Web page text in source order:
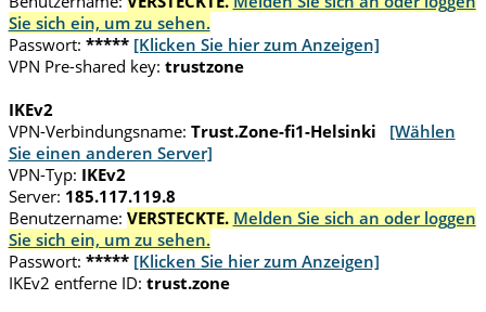
Sie sich ein, um zu sehen.
Passwort: ***** [Klicken Sie hier zum Anzeigen]
VPN Pre-shared key: trustzone
IKEv2
VPN-Verbindungsname: Trust.Zone-fi1-Helsinki
[Wählen
Sie einen anderen Server]
VPN-Typ: IKEv2
Server: 185.117.119.8
Benutzername: VERSTECKTE. Melden Sie sich an oder loggen
Sie sich ein, um zu sehen.
Passwort: ***** [Klicken Sie hier zum Anzeigen]
IKEv2 entferne ID: trust.zone